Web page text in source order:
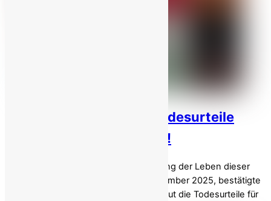
Iran: Regime bestätigt Todesurteile
gegen 6 MEK-Gefangene!
Dringender Handlungsbedarf zur Rettung der Leben dieser
Gefangenen Am Sonntag, dem 7. Dezember 2025, bestätigte
die Justiz des iranischen Regimes erneut die Todesurteile für